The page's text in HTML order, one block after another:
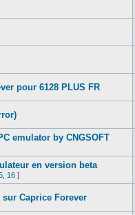
pour 6128 PLUS FR
emulator by CNGSOFT
en version beta
16 ]
Caprice Forever